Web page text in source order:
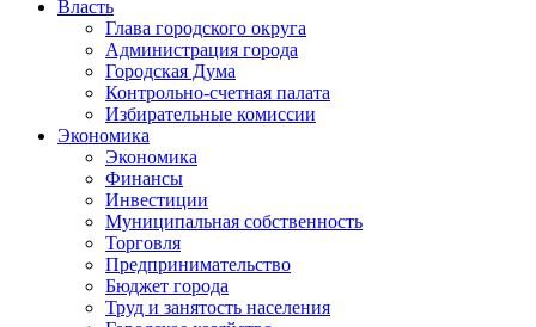
Власть
Глава городского округа
Администрация города
Городская Дума
Контрольно-счетная палата
Избирательные комиссии
Экономика
Экономика
Финансы
Инвестиции
Муниципальная собственность
Торговля
Предпринимательство
Бюджет города
Труд и занятость населения